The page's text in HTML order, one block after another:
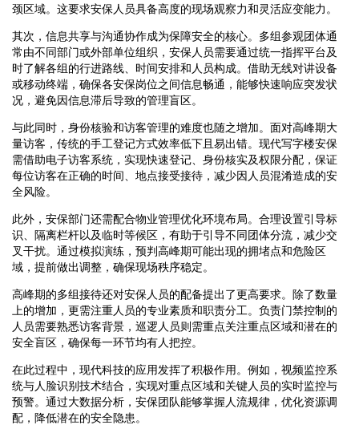
颈区域。这要求安保人员具备高度的现场观察力和灵活应变能力。
其次，信息共享与沟通协作成为保障安全的核心。多组参观团体通
常由不同部门或外部单位组织，安保人员需要通过统一指挥平台及
时了解各组的行进路线、时间安排和人员构成。借助无线对讲设备
或移动终端，确保各安保岗位之间信息畅通，能够快速响应突发状
况，避免因信息滞后导致的管理盲区。
与此同时，身份核验和访客管理的难度也随之增加。面对高峰期大
量访客，传统的手工登记方式效率低下且易出错。现代写字楼安保
需借助电子访客系统，实现快速登记、身份核实及权限分配，保证
每位访客在正确的时间、地点接受接待，减少因人员混淆造成的安
全风险。
此外，安保部门还需配合物业管理优化环境布局。合理设置引导标
识、隔离栏杆以及临时等候区，有助于引导不同团体分流，减少交
叉干扰。通过模拟演练，预判高峰期可能出现的拥堵点和危险区
域，提前做出调整，确保现场秩序稳定。
高峰期的多组接待还对安保人员的配备提出了更高要求。除了数量
上的增加，更需注重人员的专业素质和职责分工。负责门禁控制的
人员需要熟悉访客背景，巡逻人员则需重点关注重点区域和潜在的
安全盲区，确保每一环节均有人把控。
在此过程中，现代科技的应用发挥了积极作用。例如，视频监控系
统与人脸识别技术结合，实现对重点区域和关键人员的实时监控与
预警。通过大数据分析，安保团队能够掌握人流规律，优化资源调
配，降低潜在的安全隐患。